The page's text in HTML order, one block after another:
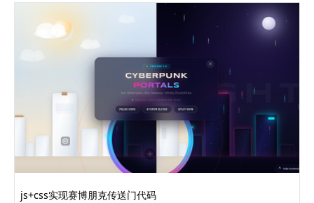
js+css实现赛博朋克传送门代码